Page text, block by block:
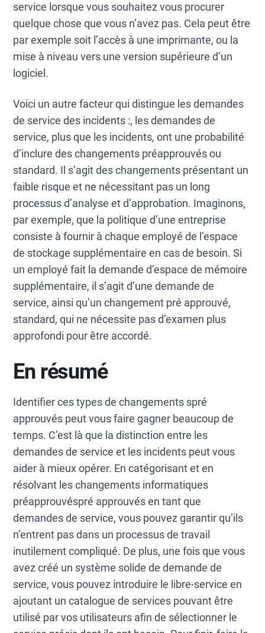
service lorsque vous souhaitez vous procurer
quelque chose que vous n’avez pas. Cela peut être
par exemple soit l’accès à une imprimante, ou la
mise à niveau vers une version supérieure d’un
logiciel.
Voici un autre facteur qui distingue les demandes
de service des incidents :, les demandes de
service, plus que les incidents, ont une probabilité
d’inclure des changements préapprouvés ou
standard. Il s’agit des changements présentant un
faible risque et ne nécessitant pas un long
processus d’analyse et d’approbation. Imaginons,
par exemple, que la politique d’une entreprise
consiste à fournir à chaque employé de l’espace
de stockage supplémentaire en cas de besoin. Si
un employé fait la demande d’espace de mémoire
supplémentaire, il s’agit d’une demande de
service, ainsi qu’un changement pré approuvé,
standard, qui ne nécessite pas d’examen plus
approfondi pour être accordé.
En résumé
Identifier ces types de changements spré
approuvés peut vous faire gagner beaucoup de
temps. C’est là que la distinction entre les
demandes de service et les incidents peut vous
aider à mieux opérer. En catégorisant et en
résolvant les changements informatiques
préapprouvéspré approuvés en tant que
demandes de service, vous pouvez garantir qu’ils
n’entrent pas dans un processus de travail
inutilement compliqué. De plus, une fois que vous
avez créé un système solide de demande de
service, vous pouvez introduire le libre-service en
ajoutant un catalogue de services pouvant être
utilisé par vos utilisateurs afin de sélectionner le